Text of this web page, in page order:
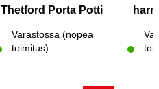
Thetford Porta Potti
Varastossa (nopea
toimitus)